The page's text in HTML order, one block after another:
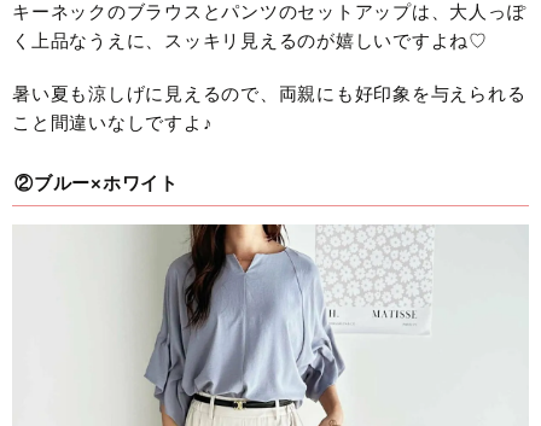
キーネックのブラウスとパンツのセットアップは、大人っぽ
く上品なうえに、スッキリ見えるのが嬉しいですよね♡
暑い夏も涼しげに見えるので、両親にも好印象を与えられる
こと間違いなしですよ♪
②ブルー×ホワイト